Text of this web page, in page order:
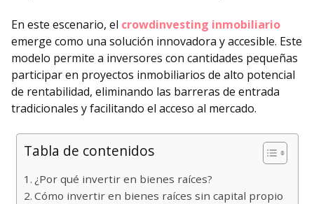
En este escenario, el crowdinvesting inmobiliario
emerge como una solución innovadora y accesible. Este
modelo permite a inversores con cantidades pequeñas
participar en proyectos inmobiliarios de alto potencial
de rentabilidad, eliminando las barreras de entrada
tradicionales y facilitando el acceso al mercado.
Tabla de contenidos
¿Por qué invertir en bienes raíces?
Cómo invertir en bienes raíces sin capital propio